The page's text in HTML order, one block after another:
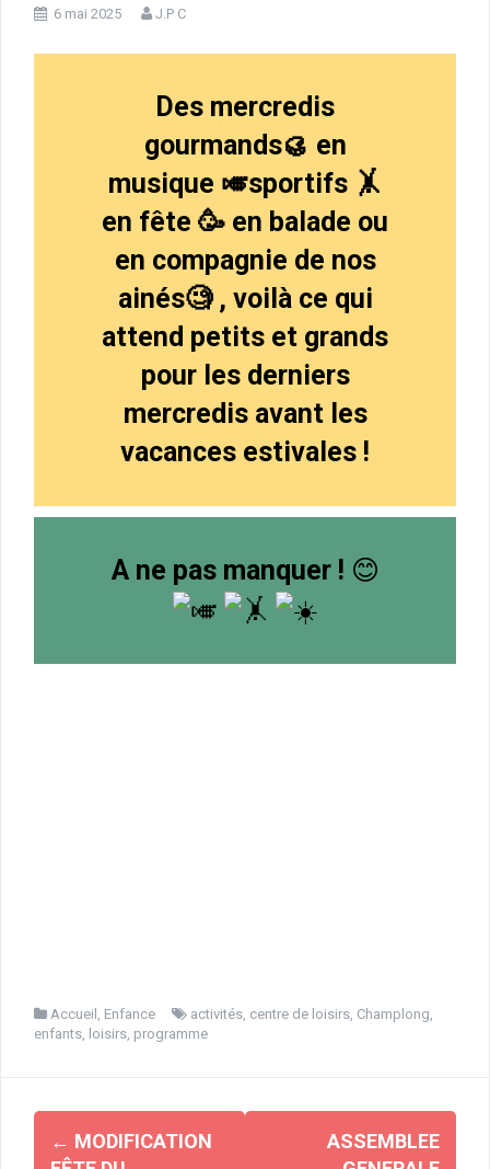
6 mai 2025 J.P C
Des mercredis
gourmands🥮 en
musique 🎺sportifs 🤸
en fête 🥳 en balade ou
en compagnie de nos
ainés🧐 , voilà ce qui
attend petits et grands
pour les derniers
mercredis avant les
vacances estivales !
A ne pas manquer ! 😊
Accueil , Enfance activités, centre de loisirs, Champlong,
enfants, loisirs, programme
Navigation
← MODIFICATION
ASSEMBLEE